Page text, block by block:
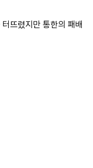
뜨렸지만 통한의 패배